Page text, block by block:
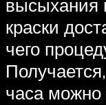
высыхания
краски
чего
часа можно